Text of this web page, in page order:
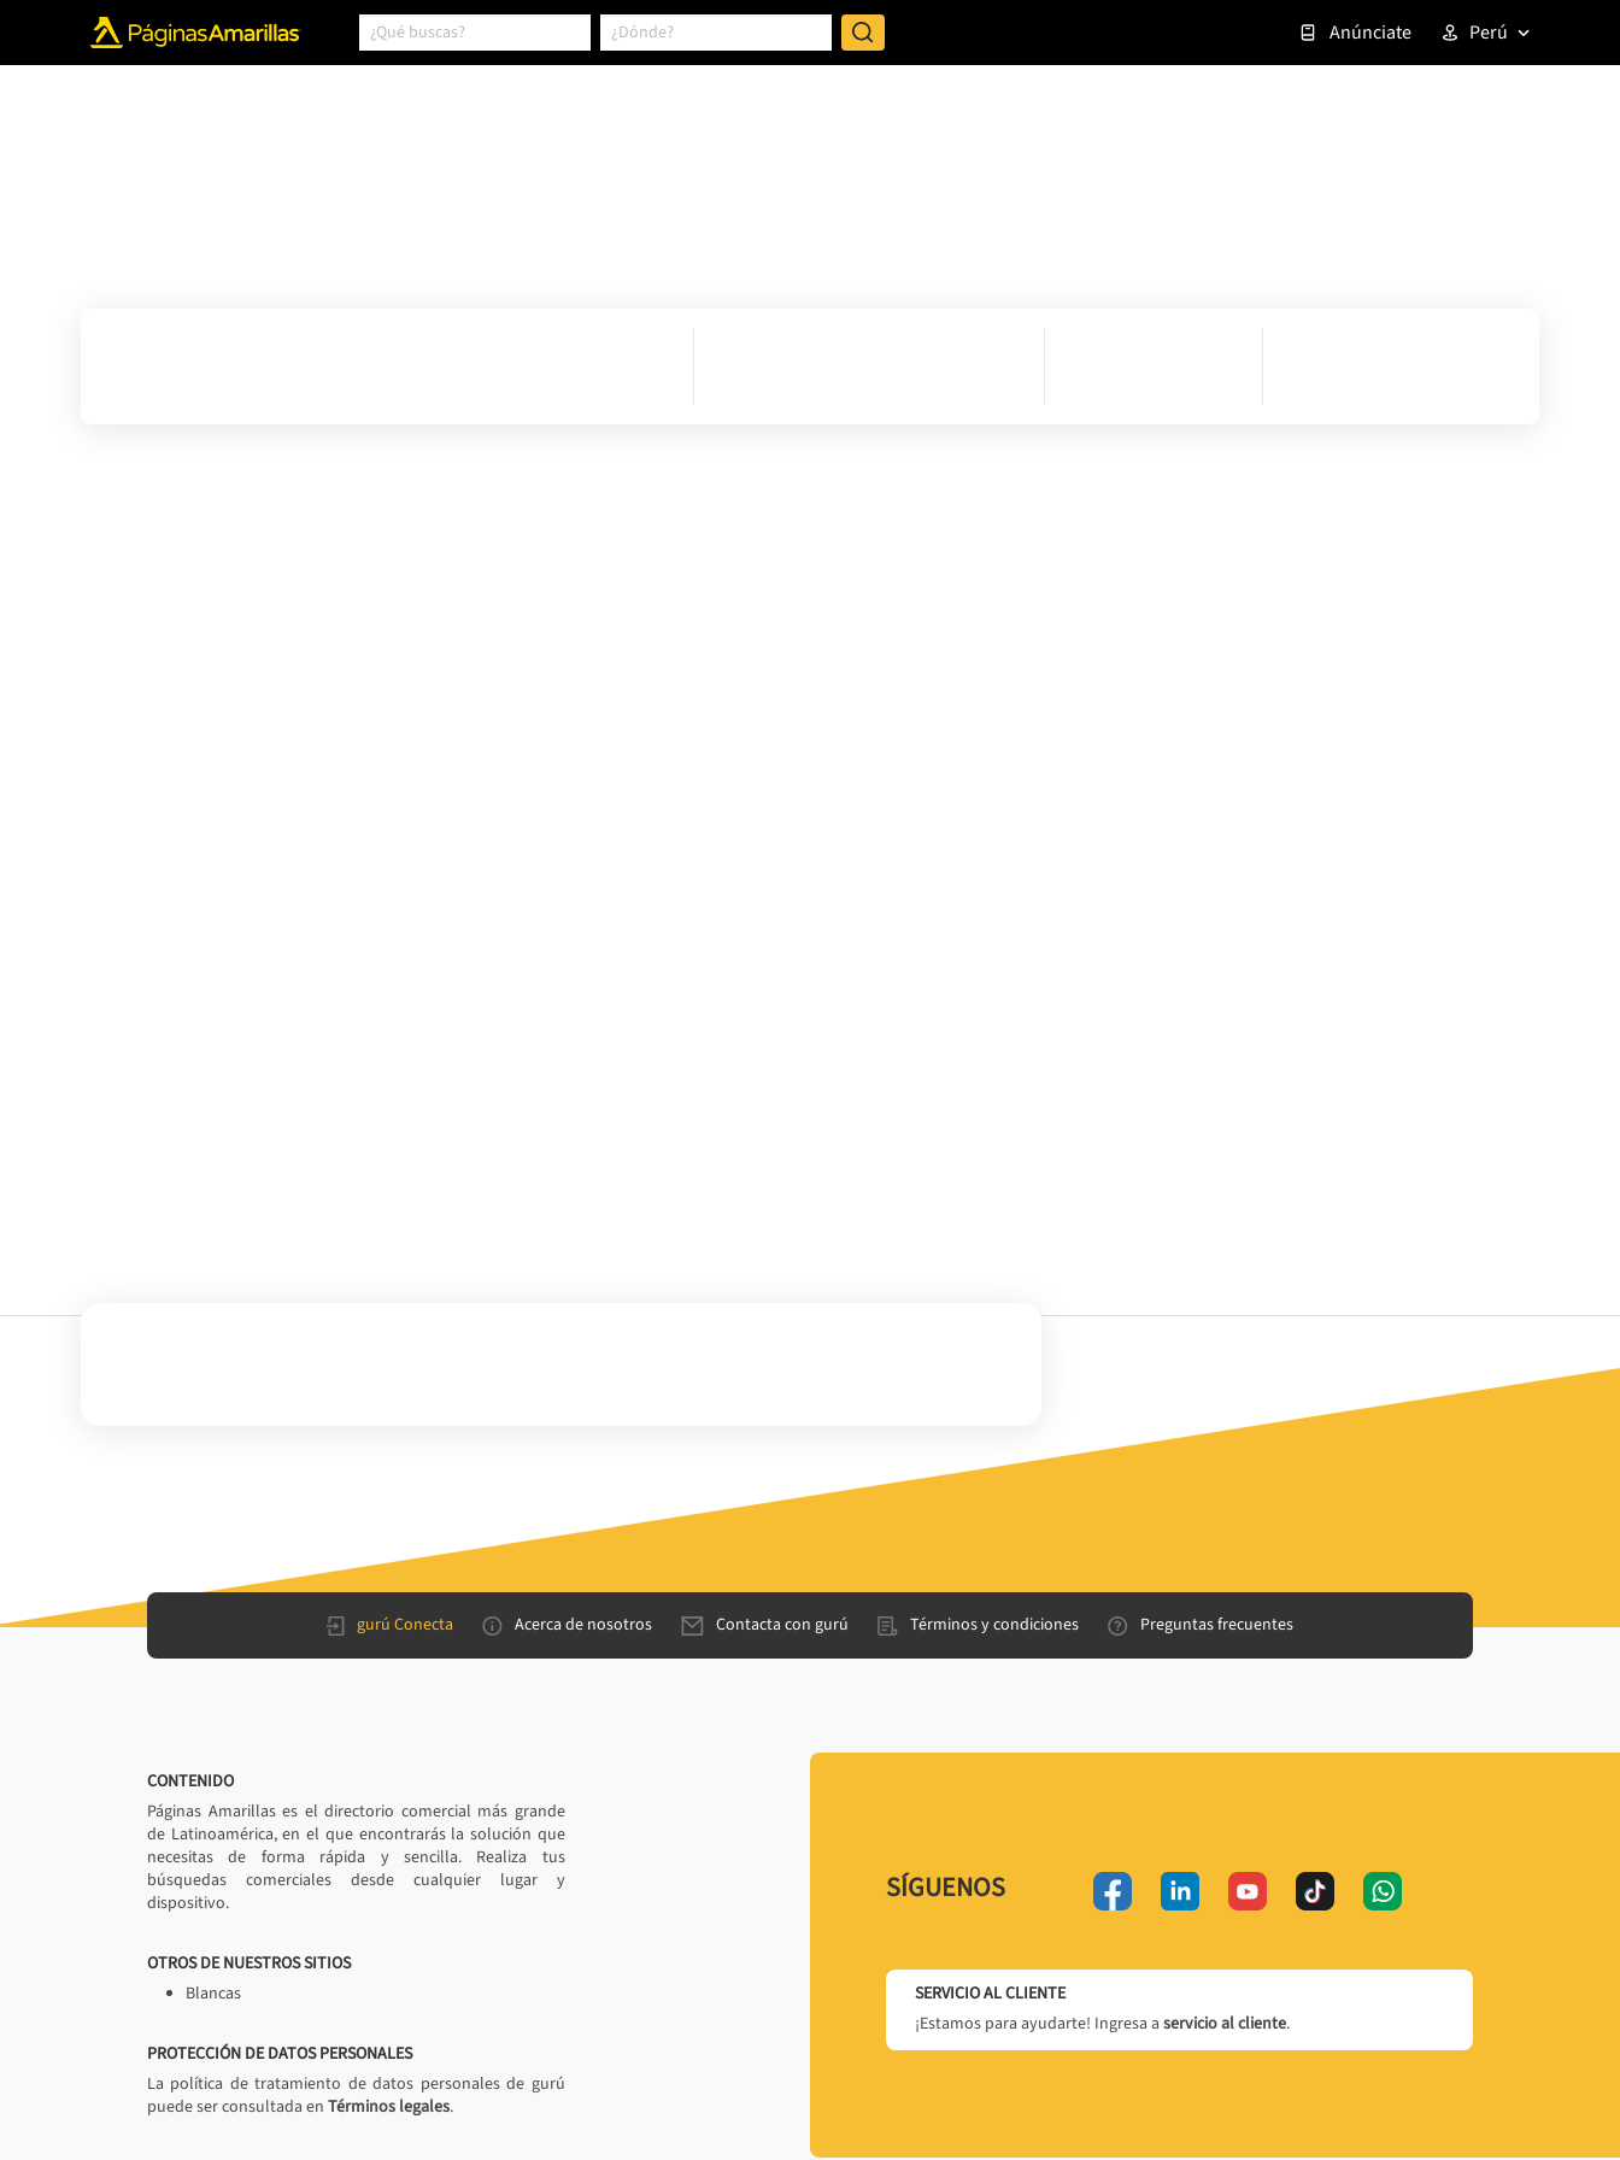
Anúnciate Perú
gurú Conecta Acerca de nosotros Contacta con gurú Términos y condiciones Preguntas frecuentes
CONTENIDO
Páginas Amarillas es el directorio comercial más grande
de Latinoamérica, en el que encontrarás la solución que
necesitas de forma rápida y sencilla. Realiza tus
búsquedas comerciales desde cualquier lugar y
dispositivo.
OTROS DE NUESTROS SITIOS
Blancas
PROTECCIÓN DE DATOS PERSONALES
La política de tratamiento de datos personales de gurú
puede ser consultada en Términos legales.
SÍGUENOS
SERVICIO AL CLIENTE
¡Estamos para ayudarte! Ingresa a servicio al cliente.